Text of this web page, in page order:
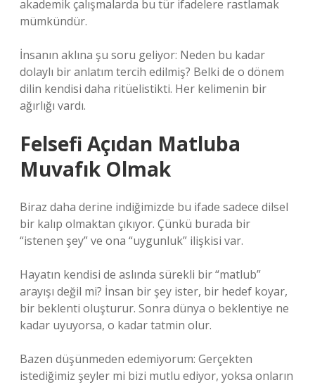
akademik çalışmalarda bu tür ifadelere rastlamak
mümkündür.
İnsanın aklına şu soru geliyor: Neden bu kadar
dolaylı bir anlatım tercih edilmiş? Belki de o dönem
dilin kendisi daha ritüelistikti. Her kelimenin bir
ağırlığı vardı.
Felsefi Açıdan Matluba
Muvafık Olmak
Biraz daha derine indiğimizde bu ifade sadece dilsel
bir kalıp olmaktan çıkıyor. Çünkü burada bir
“istenen şey” ve ona “uygunluk” ilişkisi var.
Hayatın kendisi de aslında sürekli bir “matlub”
arayışı değil mi? İnsan bir şey ister, bir hedef koyar,
bir beklenti oluşturur. Sonra dünya o beklentiye ne
kadar uyuyorsa, o kadar tatmin olur.
Bazen düşünmeden edemiyorum: Gerçekten
istediğimiz şeyler mi bizi mutlu ediyor, yoksa onların